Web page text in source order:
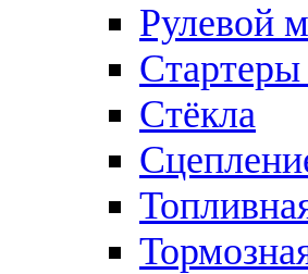
Рулевой
Стёкла